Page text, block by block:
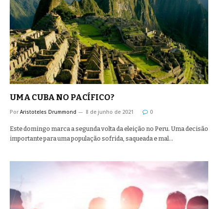
UMA CUBA NO PACÍFICO?
Por Aristoteles Drummond 8 de junho de 2021 0
Este domingo marca a segunda volta da eleição no Peru. Uma decisão
importante para uma população sofrida, saqueada e mal…